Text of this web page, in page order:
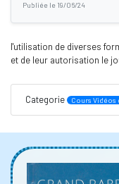
Publiée le 19/06/24
l'utilisation de diverses
et de leur autorisation le
Categorie Cours Vidéos